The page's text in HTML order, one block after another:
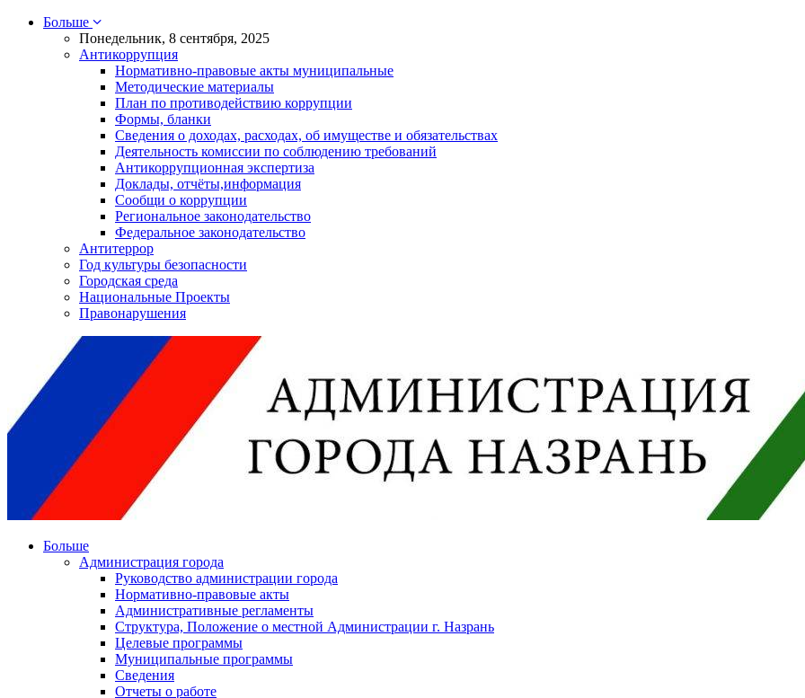
Больше
Понедельник, 8 сентября, 2025
Антикоррупция
Нормативно-правовые акты муниципальные
Методические материалы
План по противодействию коррупции
Формы, бланки
Сведения о доходах, расходах, об имуществе и обязательствах
Деятельность комиссии по соблюдению требований
Антикоррупционная экспертиза
Доклады, отчёты,информация
Сообщи о коррупции
Региональное законодательство
Федеральное законодательство
Антитеррор
Год культуры безопасности
Городская среда
Национальные Проекты
Правонарушения
Больше
Администрация города
Руководство администрации города
Нормативно-правовые акты
Административные регламенты
Структура, Положение о местной Администрации г. Назрань
Целевые программы
Муниципальные программы
Сведения
Отчеты о работе